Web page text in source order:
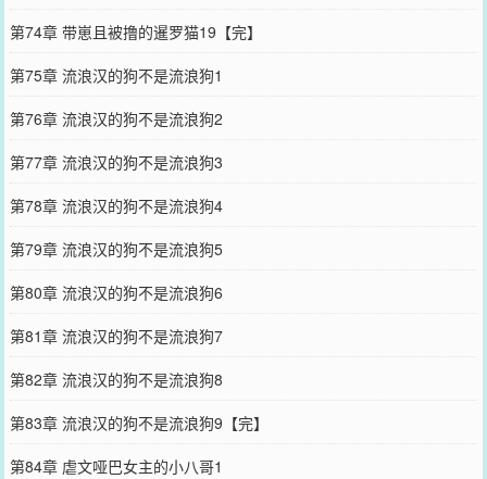
第74章 带崽且被撸的暹罗猫19【完】
第75章 流浪汉的狗不是流浪狗1
第76章 流浪汉的狗不是流浪狗2
第77章 流浪汉的狗不是流浪狗3
第78章 流浪汉的狗不是流浪狗4
第79章 流浪汉的狗不是流浪狗5
第80章 流浪汉的狗不是流浪狗6
第81章 流浪汉的狗不是流浪狗7
第82章 流浪汉的狗不是流浪狗8
第83章 流浪汉的狗不是流浪狗9【完】
第84章 虐文哑巴女主的小八哥1